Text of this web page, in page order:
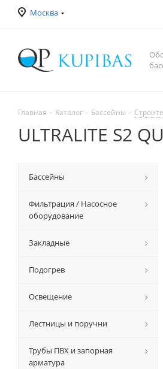
Москва
Главная - Каталог - Бассейны -
ULTRALITE S2
Бассейны
Фильтрация / Насосное
оборудование
Закладные
Подогрев
Освещение
Лестницы и поручни
Трубы ПВХ и запорная
арматура